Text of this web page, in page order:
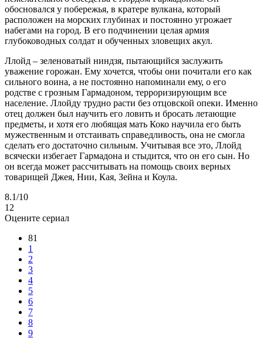
обосновался у побережья, в кратере вулкана, который
расположен на морских глубинах и постоянно угрожает
набегами на город. В его подчинении целая армия
глубоководных солдат и обученных зловещих акул.
Ллойд – зеленоватый ниндзя, пытающийся заслужить
уважение горожан. Ему хочется, чтобы они почитали его как
сильного воина, а не постоянно напоминали ему, о его
родстве с грозным Гармадоном, терроризирующим все
население. Ллойду трудно расти без отцовской опеки. Именно
отец должен был научить его ловить и бросать летающие
предметы, и хотя его любящая мать Коко научила его быть
мужественным и отстаивать справедливость, она не смогла
сделать его достаточно сильным. Учитывая все это, Ллойд
всячески избегает Гармадона и стыдится, что он его сын. Но
он всегда может рассчитывать на помощь своих верных
товарищей Джея, Нии, Кая, Зейна и Коула.
8.1/10
12
Оцените сериал
81
1
2
3
4
5
6
7
8
9